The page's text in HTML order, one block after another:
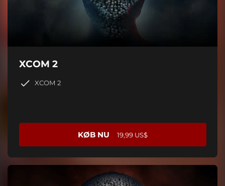
XCOM 2
XCOM 2
KØB NU 19,99 US$